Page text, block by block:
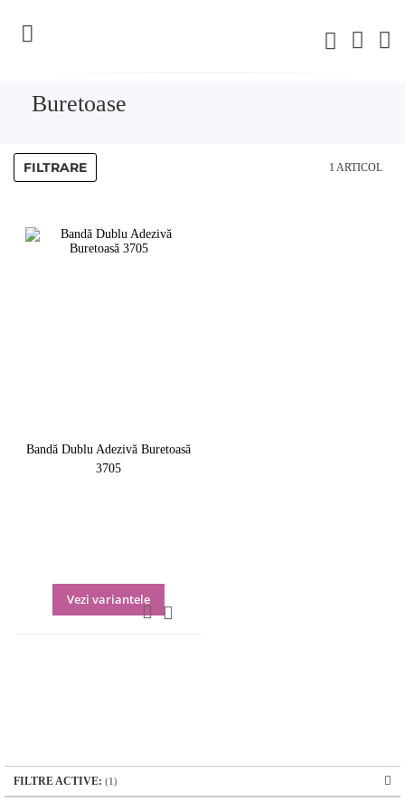
Buretoase
1 ARTICOL
Bandă Dublu Adezivă Buretoasă
3705
QuickviewVezi variantele
Lista
FILTRARE
FILTRE ACTIVE: